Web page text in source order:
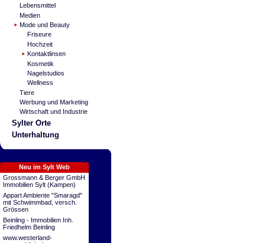
Lebensmittel
Medien
Mode und Beauty
Friseure
Hochzeit
Kontaktlinsen
Kosmetik
Nagelstudios
Wellness
Tiere
Werbung und Marketing
Wirtschaft und Industrie
Sylter Orte
Unterhaltung
Neu im Sylt Web
Grossmann & Berger GmbH
Immobilien Sylt (Kampen)
Appart Ambiente "Smaragd"
mit Schwimmbad, versch.
Grössen
Beinling - Immobilien Inh.
Friedhelm Beinling
www.westerland-